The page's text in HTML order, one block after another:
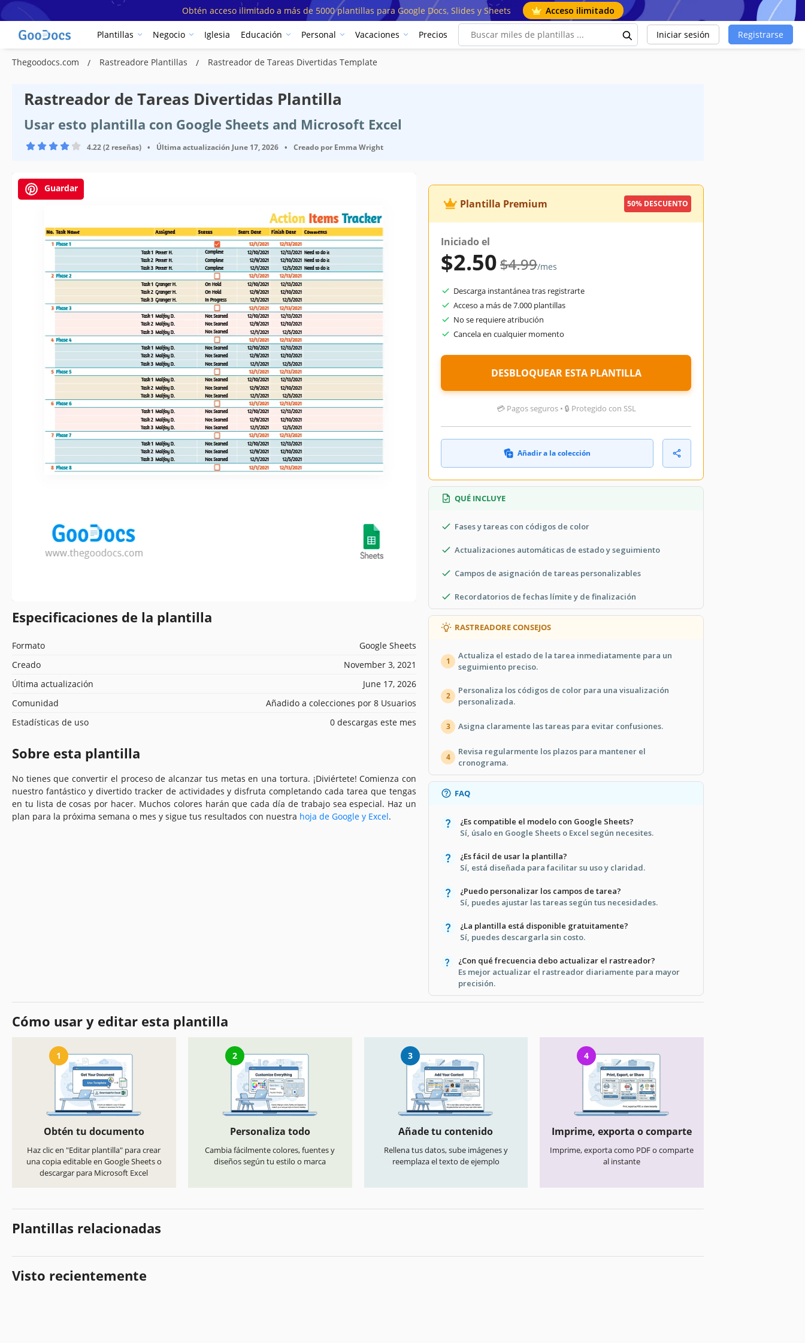
Obtén acceso ilimitado a más de 5000 plantillas para Google Docs, Slides y Sheets Acceso ilimitado
Plantillas Negocio Iglesia Educación Personal Vacaciones Precios Iniciar sesión Registrarse
Thegoodocs.com Rastreadore Plantillas Rastreador de Tareas Divertidas Template
Rastreador de Tareas Divertidas Plantilla
Usar esto plantilla con Google Sheets and Microsoft Excel
4.22 (2 reseñas) • Última actualización June 17, 2026 • Creado por Emma Wright
Guardar
Especificaciones de la plantilla
Formato
Google Sheets
Creado
November 3, 2021
Última actualización
June 17, 2026
Comunidad
Añadido a colecciones por 8 Usuarios
Estadísticas de uso
0 descargas este mes
Sobre esta plantilla
No tienes que convertir el proceso de alcanzar tus metas en una tortura. ¡Diviértete! Comienza con
nuestro fantástico y divertido tracker de actividades y disfruta completando cada tarea que tengas
en tu lista de cosas por hacer. Muchos colores harán que cada día de trabajo sea especial. Haz un
plan para la próxima semana o mes y sigue tus resultados con nuestra hoja de Google y Excel.
Plantilla Premium 50% DESCUENTO
Iniciado el
$2.50$4.99/mes
Descarga instantánea tras registrarte
Acceso a más de 7.000 plantillas
No se requiere atribución
Cancela en cualquier momento
DESBLOQUEAR ESTA PLANTILLA
💳 Pagos seguros • 🔒 Protegido con SSL
Añadir a la colección
QUÉ INCLUYE
Fases y tareas con códigos de color
Actualizaciones automáticas de estado y seguimiento
Campos de asignación de tareas personalizables
Recordatorios de fechas límite y de finalización
RASTREADORE CONSEJOS
1
Actualiza el estado de la tarea inmediatamente para un
seguimiento preciso.
2
Personaliza los códigos de color para una visualización
personalizada.
3 Asigna claramente las tareas para evitar confusiones.
4
Revisa regularmente los plazos para mantener el
cronograma.
FAQ
¿Es compatible el modelo con Google Sheets?
Sí, úsalo en Google Sheets o Excel según necesites.
¿Es fácil de usar la plantilla?
Sí, está diseñada para facilitar su uso y claridad.
¿Puedo personalizar los campos de tarea?
Sí, puedes ajustar las tareas según tus necesidades.
¿La plantilla está disponible gratuitamente?
Sí, puedes descargarla sin costo.
¿Con qué frecuencia debo actualizar el rastreador?
Es mejor actualizar el rastreador diariamente para mayor
precisión.
Cómo usar y editar esta plantilla
1
Obtén tu documento
Haz clic en "Editar plantilla" para crear
una copia editable en Google Sheets o
descargar para Microsoft Excel
2
Personaliza todo
Cambia fácilmente colores, fuentes y
diseños según tu estilo o marca
3
Añade tu contenido
Rellena tus datos, sube imágenes y
reemplaza el texto de ejemplo
4
Imprime, exporta o comparte
Imprime, exporta como PDF o comparte
al instante
Plantillas relacionadas
Visto recientemente